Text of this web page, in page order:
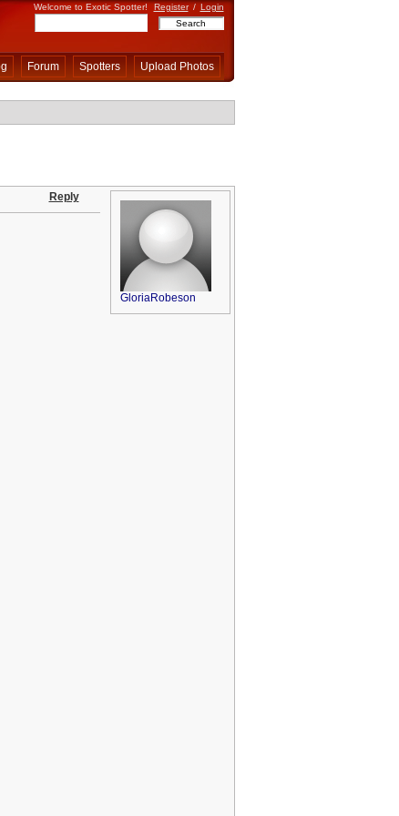
Welcome to Exotic Spotter! Register / Login
Forum Spotters Upload Photos
Reply
GloriaRobeson